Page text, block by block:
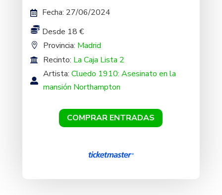
Fecha: 27/06/2024
Desde 18 €
Provincia: Madrid
Recinto: La Caja Lista 2
Artista: Cluedo 1910: Asesinato en la
mansión Northampton
COMPRAR ENTRADAS